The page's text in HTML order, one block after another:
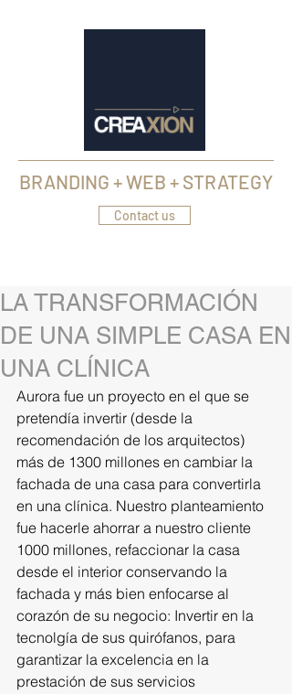
BRANDING + WEB + STRATEGY
Contact us
LA TRANSFORMACIÓN
DE UNA SIMPLE CASA EN
UNA CLÍNICA
Aurora fue un proyecto en el que se
pretendía invertir (desde la
recomendación de los arquitectos)
más de 1300 millones en cambiar la
fachada de una casa para convertirla
en una clínica. Nuestro planteamiento
fue hacerle ahorrar a nuestro cliente
1000 millones, refaccionar la casa
desde el interior conservando la
fachada y más bien enfocarse al
corazón de su negocio: Invertir en la
tecnolgía de sus quirófanos, para
garantizar la excelencia en la
prestación de sus servicios